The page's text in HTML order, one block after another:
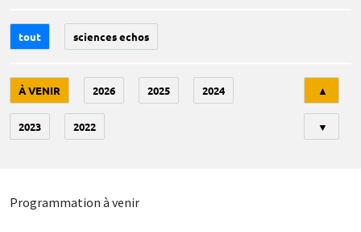
tout sciences echos
À VENIR 2026 2025 2024
2023 2022
▲
▼
Programmation à venir